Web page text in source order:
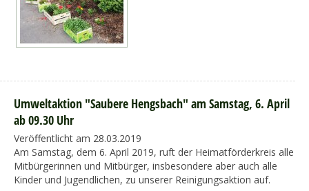
Umweltaktion "Saubere Hengsbach" am Samstag, 6. April
ab 09.30 Uhr
Veröffentlicht am 28.03.2019
Am Samstag, dem 6. April 2019, ruft der Heimatförderkreis alle
Mitbürgerinnen und Mitbürger, insbesondere aber auch alle
Kinder und Jugendlichen, zu unserer Reinigungsaktion auf.